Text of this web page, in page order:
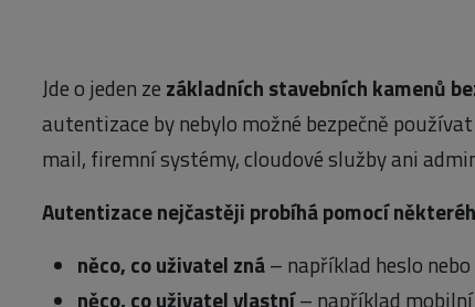
Jde o jeden ze základních stavebních kamenů
autentizace by nebylo možné bezpečně
mail, firemní systémy, cloudové služby ani
Autentizace nejčastěji probíhá pomocí
něco, co uživatel zná– například heslo nebo
něco, co uživatel vlastní– například mobilní